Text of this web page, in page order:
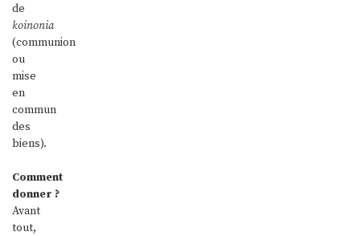
de
koinonia
(communion
ou
mise
en
commun
des
biens).
Comment
donner ?
Avant
tout,